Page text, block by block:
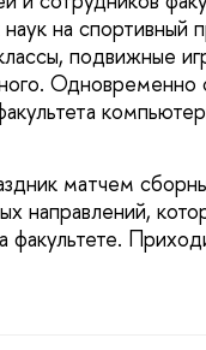
на спортивный
подвижные
Одновременно
матчем
направлений,
факультете.